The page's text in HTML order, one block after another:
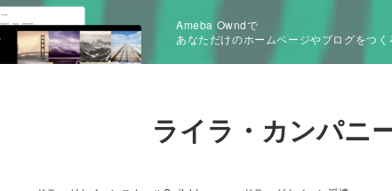
Ameba Owndで
あなただけのホームページやブログをつく
ライラ・カンパニ